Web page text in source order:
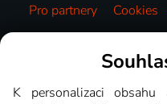
Pro partnery
Cookies
K personalizaci